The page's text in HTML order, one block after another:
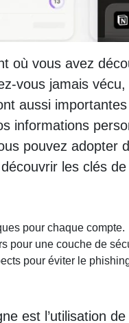
où vous avez
vous jamais
aussi
informations
pouvez adopter
les clés
pour chaque compte.
pour une couche de
pour éviter le
est l’utilisation